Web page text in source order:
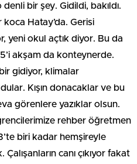
bir şey. Gidildi, bakıldı.
Hatay’da. Gerisi
yeni okul açtık diyor. Bu da
akşam da konteynerde.
gidiyor, klimalar
Kışın donacaklar ve bu
görenlere yazıklar olsun.
rehber öğretmen
biri kadar hemşireyle
Çalışanların canı çıkıyor fakat